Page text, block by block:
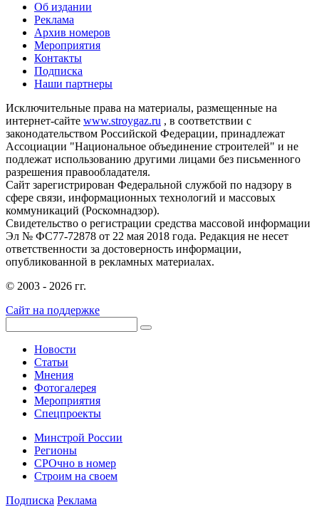
Об издании
Реклама
Архив номеров
Мероприятия
Контакты
Подписка
Наши партнеры
Исключительные права на материалы, размещенные на
интернет-сайте www.stroygaz.ru , в соответствии с
законодательством Российской Федерации, принадлежат
Ассоциации "Национальное объединение строителей" и не
подлежат использованию другими лицами без письменного
разрешения правообладателя.
Сайт зарегистрирован Федеральной службой по надзору в
сфере связи, информационных технологий и массовых
коммуникаций (Роскомнадзор).
Свидетельство о регистрации средства массовой информации
Эл № ФС77-72878 от 22 мая 2018 года. Редакция не несет
ответственности за достоверность информации,
опубликованной в рекламных материалах.
© 2003 - 2026 гг.
Сайт на поддержке
Новости
Статьи
Мнения
Фотогалерея
Мероприятия
Спецпроекты
Минстрой России
Регионы
СРОчно в номер
Строим на своем
Подписка Реклама